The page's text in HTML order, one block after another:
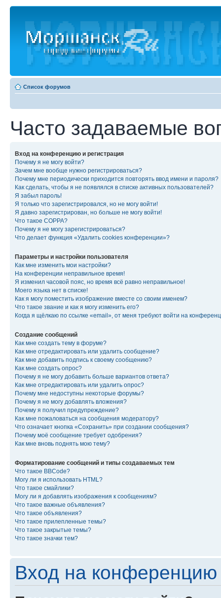
Список форумов
Часто задаваемые
Вход на конференцию и регистрация
Почему я не могу войти?
Зачем мне вообще нужно регистрироваться?
Почему мне периодически приходится повторять ввод имени и пароля?
Как сделать, чтобы я не появлялся в списке активных пользователей?
Я забыл пароль!
Я только что зарегистрировался, но не могу войти!
Я давно зарегистрирован, но больше не могу войти!
Что такое COPPA?
Почему я не могу зарегистрироваться?
Что делает функция «Удалить cookies конференции»?
Параметры и настройки пользователя
Как мне изменить мои настройки?
На конференции неправильное время!
Я изменил часовой пояс, но время всё равно неправильное!
Моего языка нет в списке!
Как я могу поместить изображение вместе со своим именем?
Что такое звание и как я могу изменить его?
Когда я щёлкаю по ссылке «email», от меня требуют войти на
Создание сообщений
Как мне создать тему в форуме?
Как мне отредактировать или удалить сообщение?
Как мне добавить подпись к своему сообщению?
Как мне создать опрос?
Почему я не могу добавить больше вариантов ответа?
Как мне отредактировать или удалить опрос?
Почему мне недоступны некоторые форумы?
Почему я не могу добавлять вложения?
Почему я получил предупреждение?
Как мне пожаловаться на сообщения модератору?
Что означает кнопка «Сохранить» при создании сообщения?
Почему моё сообщение требует одобрения?
Как мне вновь поднять мою тему?
Форматирование сообщений и типы создаваемых тем
Что такое BBCode?
Могу ли я использовать HTML?
Что такое смайлики?
Могу ли я добавлять изображения к сообщениям?
Что такое важные объявления?
Что такое объявления?
Что такое прилепленные темы?
Что такое закрытые темы?
Что такое значки тем?
Вход на конференцию